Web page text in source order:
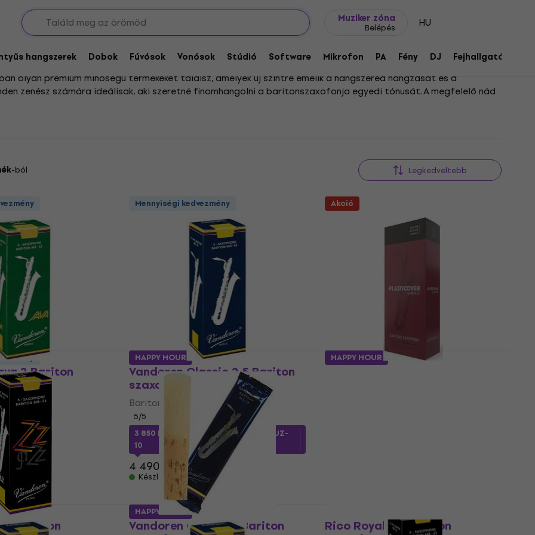
Muziker zóna
Belépés HU
hangszerek Dobok Fúvósok Vonósok Stúdió Software Mikrofon PA Fény DJ Fejhallgató
hangszer nádak
olyan prémium minőségű termékeket találsz, amelyek új szintre emelik a hangszered hangzását és a
zenész számára ideálisak, aki szeretné finomhangolni a baritonszaxofonja egyedi tónusát. A megfelelő nád
-ból Legkedveltebb
2 Bariton
nád
Mennyiségi kedvezmény
Vandoren Classic 2.5 Bariton
szaxofon nád
Bariton szaxofon nád
5/5
3 850 Ft
a következő kóddal MUZMUZ-
10
4 490 Ft
Készleten
Akció
2 Bariton
HAPPY HOUR
Vandoren Classic 3 Bariton
HAPPY HOUR
Rico Royal 2.5 Bariton
HAPPY HOUR